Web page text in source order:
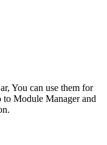
You can use them for
to Module Manager and